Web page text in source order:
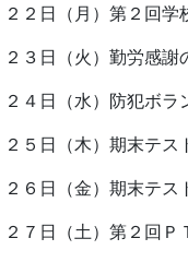
２２日（月）第２回
２３日（火）勤労感謝
２４日（水）防犯ボ
２５日（木）期末テス
２６日（金）期末テス
２７日（土）第２回Ｐ